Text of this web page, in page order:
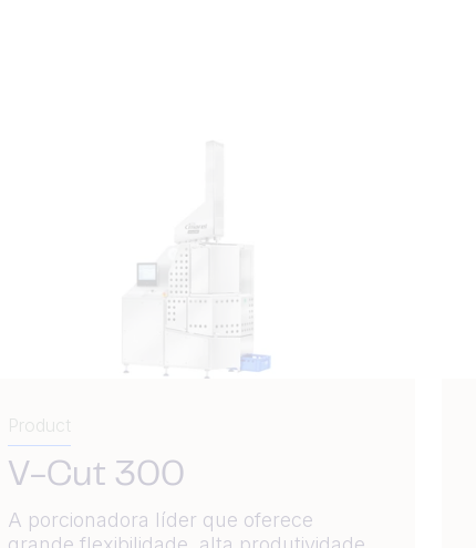
Product
V-Cut 300
A porcionadora líder que oferece